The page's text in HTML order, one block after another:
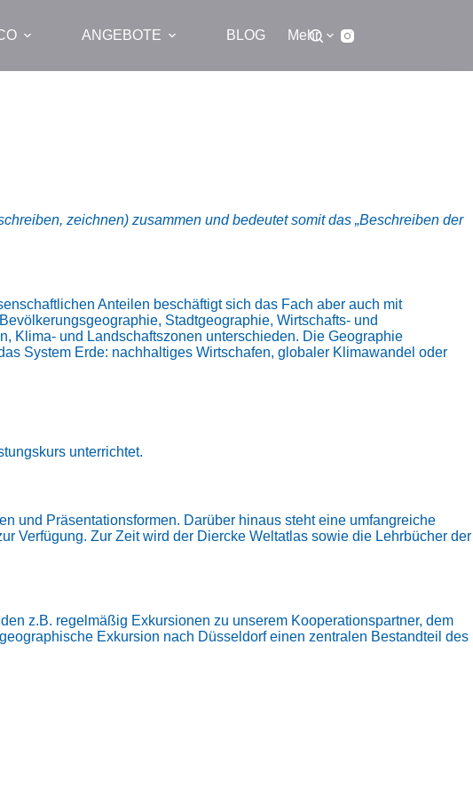
ANGEBOTE BLOG Mehr
zeichnen) zusammen und bedeutet somit das „Beschreiben der
Anteilen beschäftigt sich das Fach aber auch mit
Stadtgeographie, Wirtschafts- und
Klima- und Landschaftszonen unterschieden. Die Geographie
System Erde: nachhaltiges Wirtschafen, globaler Klimawandel oder
unterrichtet.
und Präsentationsformen. Darüber hinaus steht eine umfangreiche
Verfügung. Zur Zeit wird der Diercke Weltatlas sowie die Lehrbücher der
z.B. regelmäßig Exkursionen zu unserem Kooperationspartner, dem
Exkursion nach Düsseldorf einen zentralen Bestandteil des